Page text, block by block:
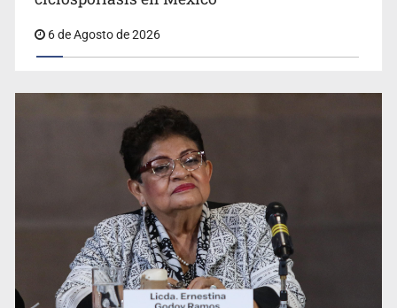
Jalisco mantiene la búsqueda de 21 adolescentes
desaparecidos durante julio
6 de Agosto de 2026